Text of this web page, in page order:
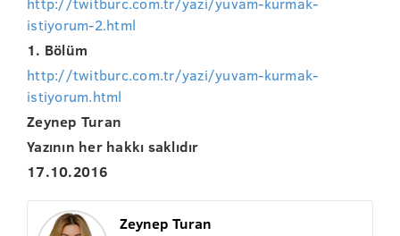
istiyorum-2.html
1. Bölüm
http://twitburc.com.tr/yazi/yuvam-kurmak-
istiyorum.html
Zeynep Turan
Yazının her hakkı saklıdır
17.10.2016
Zeynep Turan